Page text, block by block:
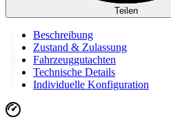
Teilen
Beschreibung
Zustand & Zulassung
Fahrzeuggutachten
Technische Details
Individuelle Konfiguration